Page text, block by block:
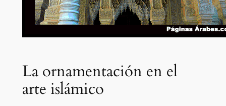
La ornamentación en el
arte islámico